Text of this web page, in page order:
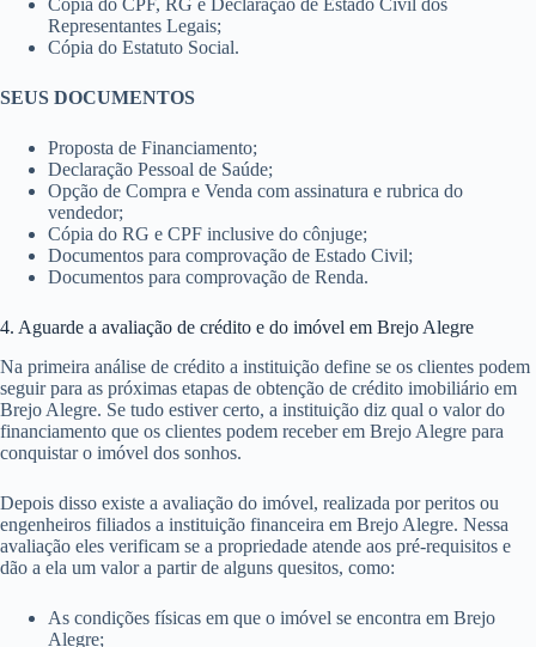
Cópia do CPF, RG e Declaração de Estado Civil dos
Representantes Legais;
Cópia do Estatuto Social.
SEUS DOCUMENTOS
Proposta de Financiamento;
Declaração Pessoal de Saúde;
Opção de Compra e Venda com assinatura e rubrica do
vendedor;
Cópia do RG e CPF inclusive do cônjuge;
Documentos para comprovação de Estado Civil;
Documentos para comprovação de Renda.
4. Aguarde a avaliação de crédito e do imóvel em Brejo Alegre
Na primeira análise de crédito a instituição define se os clientes podem
seguir para as próximas etapas de obtenção de crédito imobiliário em
Brejo Alegre. Se tudo estiver certo, a instituição diz qual o valor do
financiamento que os clientes podem receber em Brejo Alegre para
conquistar o imóvel dos sonhos.
Depois disso existe a avaliação do imóvel, realizada por peritos ou
engenheiros filiados a instituição financeira em Brejo Alegre. Nessa
avaliação eles verificam se a propriedade atende aos pré-requisitos e
dão a ela um valor a partir de alguns quesitos, como:
As condições físicas em que o imóvel se encontra em Brejo
Alegre;